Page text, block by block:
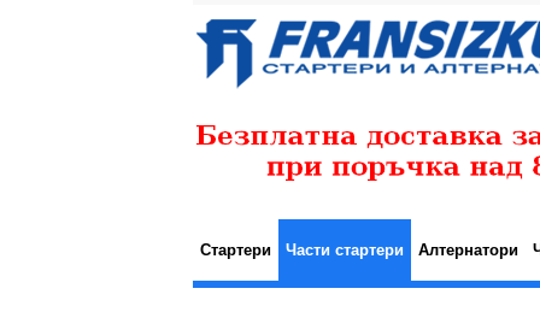
Стартери Части стартери Алтернатори